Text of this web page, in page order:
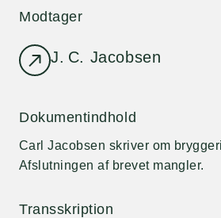
Modtager
J. C. Jacobsen
Dokumentindhold
Carl Jacobsen skriver om
Afslutningen af brevet mangler.
Transskription